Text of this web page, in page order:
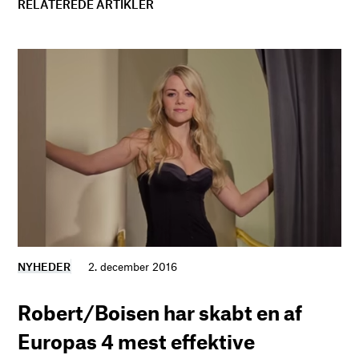
RELATEREDE ARTIKLER
NYHEDER 2. december 2016
Robert/Boisen har skabt en af
Europas 4 mest effektive